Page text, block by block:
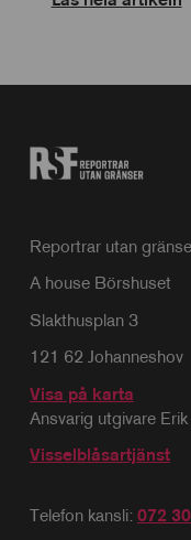
Reportrar utan
A house Börshuset
Slakthusplan 3
121 62 Johanneshov
Visa på karta
Ansvarig utgivare
Visselblåsartjänst
Telefon kansli: 072